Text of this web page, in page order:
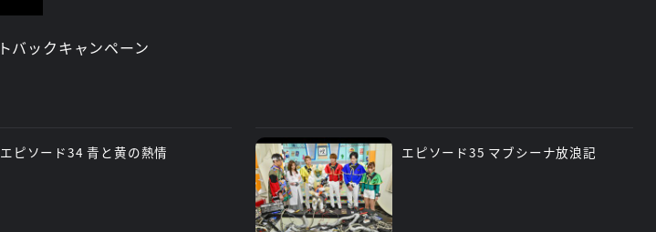
エピソード34 青と黄の熱情 エピソード35 マブシーナ放浪記